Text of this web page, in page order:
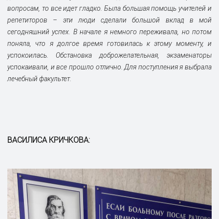
вопросам, то все идет гладко. Была большая помощь учителей и
репетиторов – эти люди сделали большой вклад в мой
сегодняшний успех. В начале я немного переживала, но потом
поняла, что я долгое время готовилась к этому моменту, и
успокоилась. Обстановка доброжелательная, экзаменаторы
успокаивали, и все прошло отлично. Для поступления я выбрала
лечебный факультет.
ВАСИЛИСА КРИЧКОВА: